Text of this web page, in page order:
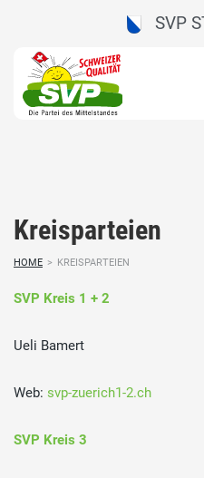
SVP
Kreisparteien
HOME > KREISPARTEIEN
SVP Kreis 1 + 2
Ueli Bamert
Web: svp-zuerich1-2.ch
SVP Kreis 3